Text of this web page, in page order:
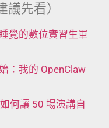
先看）
覺的數位實習生軍
：我的 OpenClaw
何讓 50 場演講自